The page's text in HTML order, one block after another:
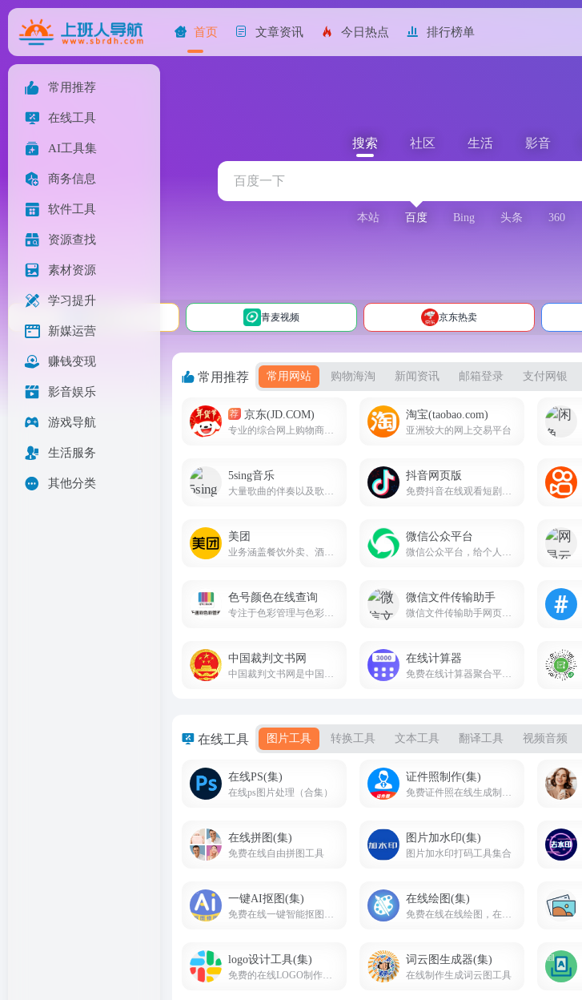
首页 文章资讯 今日热点 排行榜单
常用推荐
在线工具
AI工具集
商务信息
软件工具
资源查找
素材资源
学习提升
新媒运营
赚钱变现
影音娱乐
游戏导航
生活服务
其他分类
搜索 社区 生活 影音
本站 百度 Bing 头条 360
青麦视频 京东热卖
常用推荐 常用网站 购物海淘 新闻资讯 邮箱登录 支付网银
荐 京东(JD.COM) 淘宝(taobao.com)
亚洲较大的网上交易平台
5sing音乐 抖音网页版
美团 微信公众平台
色号颜色在线查询 微信文件传输助手
中国裁判文书网 在线计算器
在线工具 图片工具 转换工具 文本工具 翻译工具 视频音频
在线PS(集)
在线ps图片处理（合集）
证件照制作(集)
在线拼图(集)
免费在线自由拼图工具
图片加水印(集)
图片加水印打码工具集合
一键AI抠图(集) 在线绘图(集)
logo设计工具(集) 词云图生成器(集)
在线制作生成词云图工具